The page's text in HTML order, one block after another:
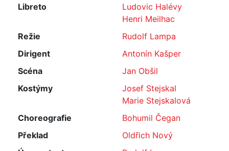
Libreto
Ludovic Halévy
Henri Meilhac
Režie
Rudolf Lampa
Dirigent
Antonín Kašper
Scéna
Jan Obšil
Kostýmy
Josef Stejskal
Marie Stejskalová
Choreografie
Bohumil Čegan
Překlad
Oldřich Nový